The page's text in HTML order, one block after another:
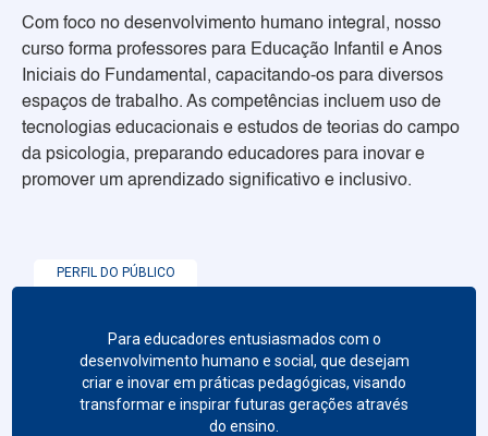
Com foco no desenvolvimento humano integral, nosso
curso forma professores para Educação Infantil e Anos
Iniciais do Fundamental, capacitando-os para diversos
espaços de trabalho. As competências incluem uso de
tecnologias educacionais e estudos de teorias do campo
da psicologia, preparando educadores para inovar e
promover um aprendizado significativo e inclusivo.
PERFIL DO PÚBLICO
Para educadores entusiasmados com o
desenvolvimento humano e social, que desejam
criar e inovar em práticas pedagógicas, visando
transformar e inspirar futuras gerações através
do ensino.